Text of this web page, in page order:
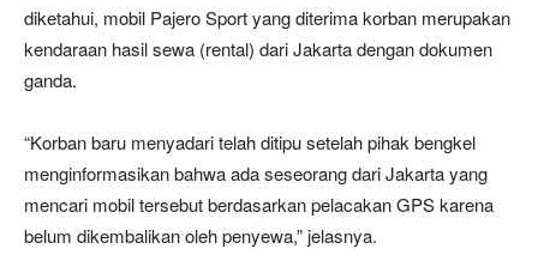
diketahui, mobil Pajero Sport yang diterima korban merupakan
kendaraan hasil sewa (rental) dari Jakarta dengan dokumen
ganda.
“Korban baru menyadari telah ditipu setelah pihak bengkel
menginformasikan bahwa ada seseorang dari Jakarta yang
mencari mobil tersebut berdasarkan pelacakan GPS karena
belum dikembalikan oleh penyewa,” jelasnya.